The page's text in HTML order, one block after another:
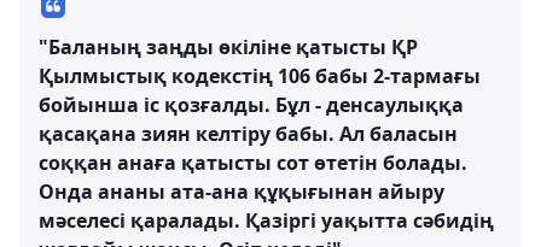
"Баланың заңды өкіліне қатысты ҚР
Қылмыстық кодекстің 106 бабы 2-тармағы
бойынша іс қозғалды. Бұл - денсаулыққа
қасақана зиян келтіру бабы. Ал баласын
соққан анаға қатысты сот өтетін болады.
Онда ананы ата-ана құқығынан айыру
мәселесі қаралады. Қазіргі уақытта сәбидің